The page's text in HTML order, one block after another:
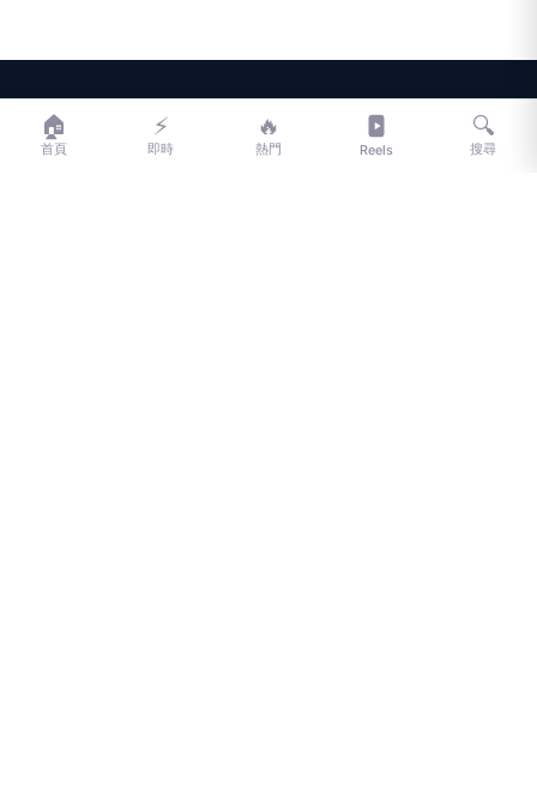
LIFE
LIFE 生活網是台灣領先的生活資訊平台，提供即時新聞、生活、健康、
🏠
首頁
⚡
即時
🔥
熱門 Reels
🔍
搜尋